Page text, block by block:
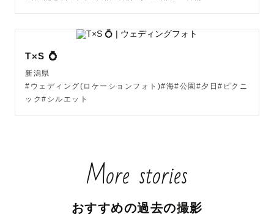
ぜひ公式のLINEよりお問い合わせくださいませ💡
【撮影スタイル】
・“楽しそうにしているところや笑顔を引き出した写真”
・“カメラマンの存在を感じさせない、みなさまだけの世界
また、撮影当日も思い出となるよう、素敵な時間をお届け
T×S 💍
新潟県
#ウェディング(ロケーションフォト)#海#公園#夕日#ピクニ
ック#シルエット
More stories
おすすめの過去の撮影